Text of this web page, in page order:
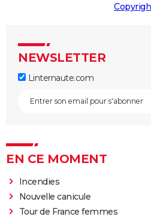
NEWSLETTER
Linternaute.com
EN CE MOMENT
Incendies
Nouvelle canicule
Tour de France femmes